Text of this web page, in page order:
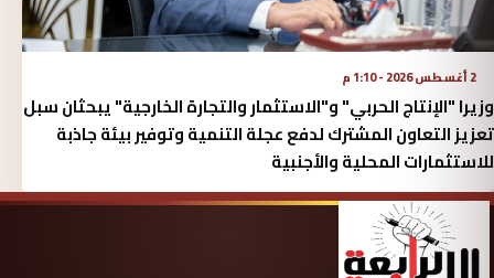
2 أغسطس 2026 - 1:10 م
وزيرا "الإنتاج الحربي" و"الاستثمار والتجارة الخارجية" يبحثان سبل
تعزيز التعاون المشترك لدفع عجلة التنمية وتوفير بيئة جاذبة
للاستثمارات المحلية والأجنبية